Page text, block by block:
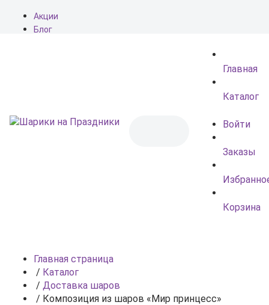
Акции
Блог
Главная
Каталог
Войти
Заказы
Корзина
Главная страница
/ Каталог
/ Доставка шаров
/ Композиция из шаров «Мир принцесс»